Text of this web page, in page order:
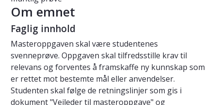
Om emnet
Faglig innhold
Masteroppgaven skal være studentenes
svenneprøve. Oppgaven skal tilfredsstille krav til
relevans og forventes å framskaffe ny kunnskap som
er rettet mot bestemte mål eller anvendelser.
Studenten skal følge de retningslinjer som gis i
dokument "Veileder til masteroppgave" og